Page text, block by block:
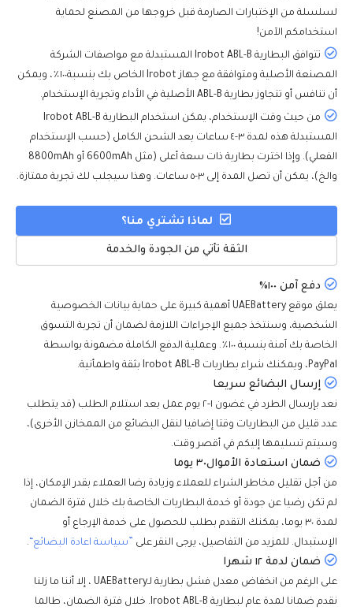
لسلسلة من الإختبارات الصارمة قبل خروجها من المصنع لحماية
استخدامكم الآمن!
تتوافق البطارية Irobot ABL-B المستبدلة مع مواصفات الشركة
المصنعة الأصلية ومتوافقة مع جهاز Irobot الخاص بك بنسبة١٠٠٪، ويمكن
أن تنافس أو تتجاوز بطارية ABL-B الأصلية في الأداء وتجرية الإستخدام.
من حيث وقت الإستخدام، يمكن استخدام البطارية Irobot ABL-B
المستبدلة هذه لمدة ٣-٤ ساعات بعد الشحن الكامل (حسب الإستخدام
الفعلي). وإذا اخترت بطارية ذات سعة أعلى (مثل 6600mAh أو 8800mAh
والخ)، يمكن أن تصل المدة إلى ٣-٥ ساعات. وهذا سيجلب لك تجربة ممتازة.
لماذا تشتري منا؟
الثقة تأتي من الجودة والخدمة
دفع آمن ١٠٠٪
يعلق موقع UAEBattery أهمية كبيرة على حماية بيانات الخصوصية
الشخصية، وسنتخذ جميع الإجراءات اللازمة لضمان أن تجربة التسوق
الخاصة بك آمنة بنسبة ١٠٠٪. وعملية الدفع الكاملة مضمونة بواسطة
PayPal، ويمكنك شراء بطاريات Irobot ABL-B بثقة واطمأنية.
إرسال البضائع سريعا
نعد بإرسال الطرد في غضون ١-٢ يوم عمل بعد استلام الطلب (قد يتطلب
عدد قليل من البطاريات وقتا إضافيا لنقل البضائع من الممخازن الأخرى)،
وسيتم تسليمها إليكم في أقصر وقت.
ضمان استعادة الأموال٣٠ يوما
من أجل تقليل مخاطر الشراء للعملاء وزيادة رضا العملاء بقدر الإمكان، إذا
لم تكن رضيا عن جودة أو خدمة البطاريات الخاصة بك خلال فترة الضمان
لمدة ٣٠ يوما، يمكنك التقدم بطلب للحصول على خدمة الإرجاع أو
الإستبدال. للمزيد من التفاصيل، يرجى النقر على ”سياسة اعادة البضائع“.
ضمان لدمة ١٢ شهرا
على الرغم من انخفاض معدل فشل بطارية لـUAEBattery ، إلا أننا ما زلنا
نقدم ضمانا لمدة عام لبطارية Irobot ABL-B. خلال فترة الضمان، طالما